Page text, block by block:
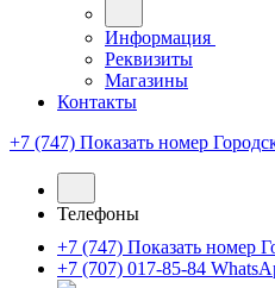
Информация
Реквизиты
Магазины
Контакты
+7 (747) Показать номер
Телефоны
+7 (747) Показать номер
+7 (707) 017-85-84